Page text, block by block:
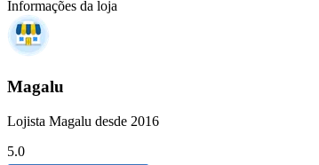
Informações da loja
Magalu
Lojista Magalu desde 2016
5.0